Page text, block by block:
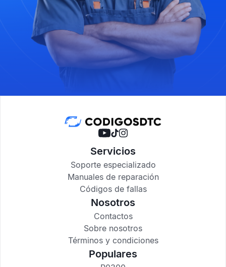
Servicios
Soporte especializado
Manuales de reparación
Códigos de fallas
Nosotros
Contactos
Sobre nosotros
Términos y condiciones
Populares